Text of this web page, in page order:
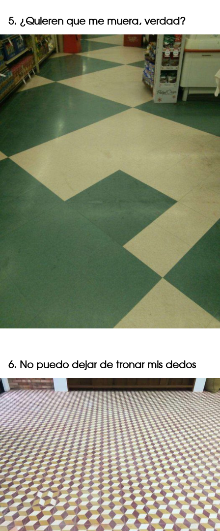
5. ¿Quieren que me muera, verdad?
6. No puedo dejar de tronar mis dedos